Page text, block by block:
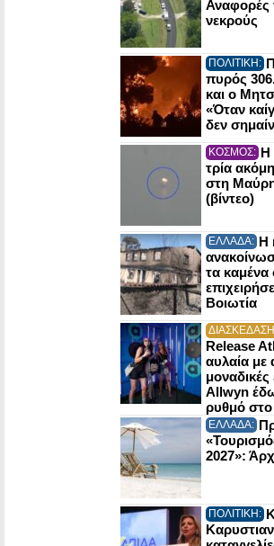
Αναφορές
νεκρούς
ΠΟΛΙΤΙΚΗ:
πυρός
και ο
«Όταν
δεν
ΚΟΣΜΟΣ: Η
τρία
στη
(βίντεο)
ΕΛΛΑΔΑ: Η
τα καμένα
Βοιωτία
Release
αυλαία με
μοναδικές
Allwyn
ρυθμό στο
ΕΛΛΑΔΑ:
2027»:
ΠΟΛΙΤΙΚΗ: